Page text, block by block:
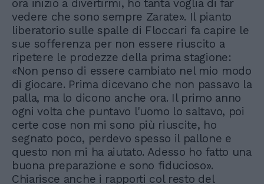
ora inizio a divertirmi, ho tanta voglia di far
vedere che sono sempre Zarate». Il pianto
liberatorio sulle spalle di Floccari fa capire le
sue sofferenza per non essere riuscito a
ripetere le prodezze della prima stagione:
«Non penso di essere cambiato nel mio modo
di giocare. Prima dicevano che non passavo la
palla, ma lo dicono anche ora. Il primo anno
ogni volta che puntavo l'uomo lo saltavo, poi
certe cose non mi sono più riuscite, ho
segnato poco, perdevo spesso il pallone e
questo non mi ha aiutato. Adesso ho fatto una
buona preparazione e sono fiducioso».
Chiarisce anche i rapporti col resto del